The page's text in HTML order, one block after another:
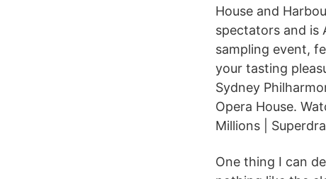
House and
spectators and is
sampling event,
your tasting
Sydney
Opera House.
Millions |
One thing I can